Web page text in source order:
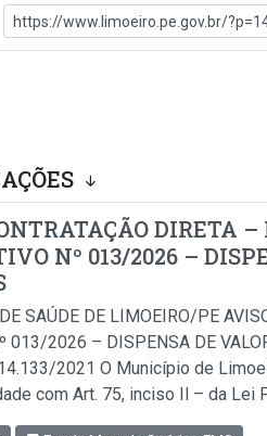
DIRETA –
Nº 013/2026 –
SAÚDE DE LIMOEIRO/PE
013/2026 – DISPENSA DE
2021 O Município de
com Art. 75, inciso Il – da Lei